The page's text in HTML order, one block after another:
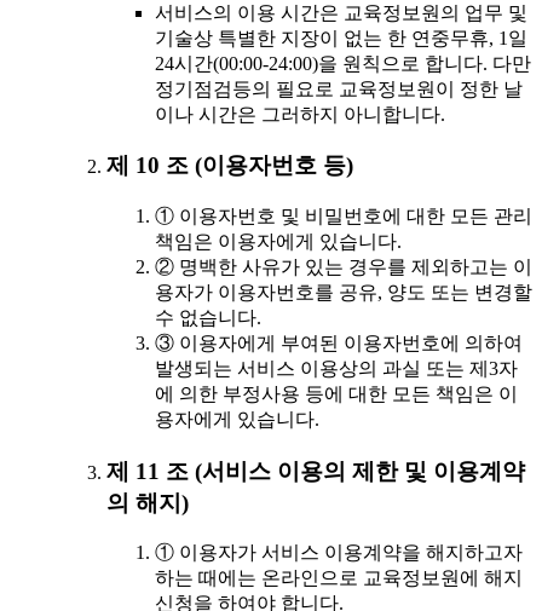
서비스의 이용 시간은 교육정보원의 업무 및
기술상 특별한 지장이 없는 한 연중무휴, 1일
24시간(00:00-24:00)을 원칙으로 합니다. 다만
정기점검등의 필요로 교육정보원이 정한 날
이나 시간은 그러하지 아니합니다.
제 10 조 (이용자번호 등)
① 이용자번호 및 비밀번호에 대한 모든 관리
책임은 이용자에게 있습니다.
② 명백한 사유가 있는 경우를 제외하고는 이
용자가 이용자번호를 공유, 양도 또는 변경할
수 없습니다.
③ 이용자에게 부여된 이용자번호에 의하여
발생되는 서비스 이용상의 과실 또는 제3자
에 의한 부정사용 등에 대한 모든 책임은 이
용자에게 있습니다.
제 11 조 (서비스 이용의 제한 및 이용계약
의 해지)
① 이용자가 서비스 이용계약을 해지하고자
하는 때에는 온라인으로 교육정보원에 해지
신청을 하여야 합니다.